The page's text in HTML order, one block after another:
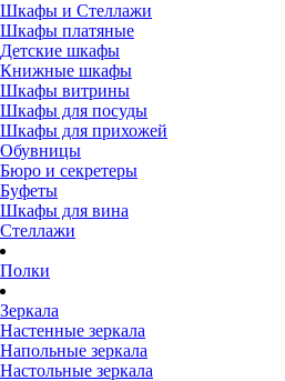
Шкафы и Стеллажи
Шкафы платяные
Детские шкафы
Книжные шкафы
Шкафы витрины
Шкафы для посуды
Шкафы для прихожей
Обувницы
Бюро и секретеры
Буфеты
Шкафы для вина
Стеллажи
Полки
Зеркала
Настенные зеркала
Напольные зеркала
Настольные зеркала